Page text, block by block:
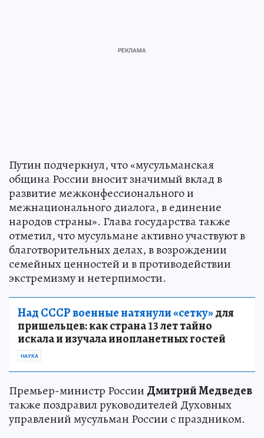
Путин подчеркнул, что «мусульманская
община России вносит значимый вклад в
развитие межконфессионального и
межнационального диалога, в единение
народов страны». Глава государства также
отметил, что мусульмане активно участвуют в
благотворительных делах, в возрождении
семейных ценностей и в противодействии
экстремизму и нетерпимости.
Над СССР военные натянули «сетку»для
пришельцев: как страна 13 лет тайно
искала и изучала инопланетных гостей
НАУКА
Премьер-министр России Дмитрий Медведев
также поздравил руководителей Духовных
управлений мусульман России с праздником.